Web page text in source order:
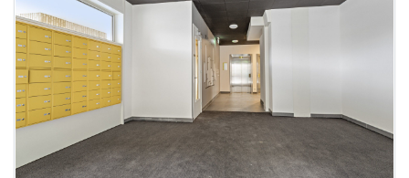
waarschijnlijk
al verhuurd
Om kans te
maken moet je
binnen 15
minuten
reageren.
Stekkies helpt
je hierbij!